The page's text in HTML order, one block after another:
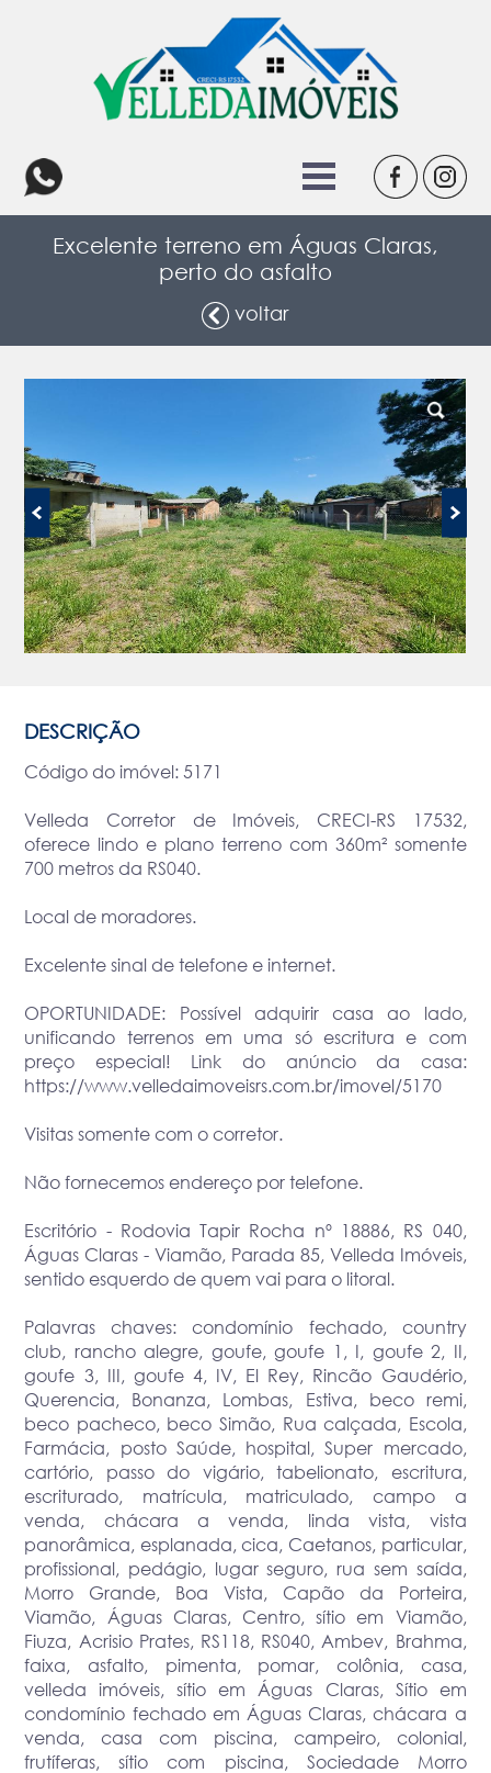
Excelente terreno em Águas Claras,
perto do asfalto
voltar
DESCRIÇÃO
Código do imóvel: 5171
Velleda Corretor de Imóveis, CRECI-RS 17532,
oferece lindo e plano terreno com 360m² somente
700 metros da RS040.
Local de moradores.
Excelente sinal de telefone e internet.
OPORTUNIDADE: Possível adquirir casa ao lado,
unificando terrenos em uma só escritura e com
preço especial! Link do anúncio da casa:
https://www.velledaimoveisrs.com.br/imovel/5170
Visitas somente com o corretor.
Não fornecemos endereço por telefone.
Escritório - Rodovia Tapir Rocha nº 18886, RS 040,
Águas Claras - Viamão, Parada 85, Velleda Imóveis,
sentido esquerdo de quem vai para o litoral.
Palavras chaves: condomínio fechado, country
club, rancho alegre, goufe, goufe 1, I, goufe 2, II,
goufe 3, III, goufe 4, IV, El Rey, Rincão Gaudério,
Querencia, Bonanza, Lombas, Estiva, beco remi,
beco pacheco, beco Simão, Rua calçada, Escola,
Farmácia, posto Saúde, hospital, Super mercado,
cartório, passo do vigário, tabelionato, escritura,
escriturado, matrícula, matriculado, campo a
venda, chácara a venda, linda vista, vista
panorâmica, esplanada, cica, Caetanos, particular,
profissional, pedágio, lugar seguro, rua sem saída,
Morro Grande, Boa Vista, Capão da Porteira,
Viamão, Águas Claras, Centro, sítio em Viamão,
Fiuza, Acrisio Prates, RS118, RS040, Ambev, Brahma,
faixa, asfalto, pimenta, pomar, colônia, casa,
velleda imóveis, sítio em Águas Claras, Sítio em
condomínio fechado em Águas Claras, chácara a
venda, casa com piscina, campeiro, colonial,
frutíferas, sítio com piscina, Sociedade Morro